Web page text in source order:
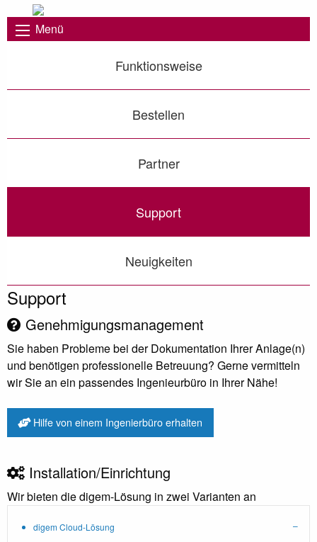
Menü
Funktionsweise
Bestellen
Partner
Support
Neuigkeiten
Support
Genehmigungsmanagement
Sie haben Probleme bei der Dokumentation Ihrer Anlage(n)
und benötigen professionelle Betreuung? Gerne vermitteln
wir Sie an ein passendes Ingenieurbüro in Ihrer Nähe!
Hilfe von einem Ingenierbüro erhalten
Installation/Einrichtung
Wir bieten die digem-Lösung in zwei Varianten an
digem Cloud-Lösung